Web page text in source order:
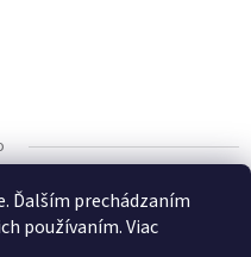
Ďalším prechádzaním
používaním. Viac
cez Google